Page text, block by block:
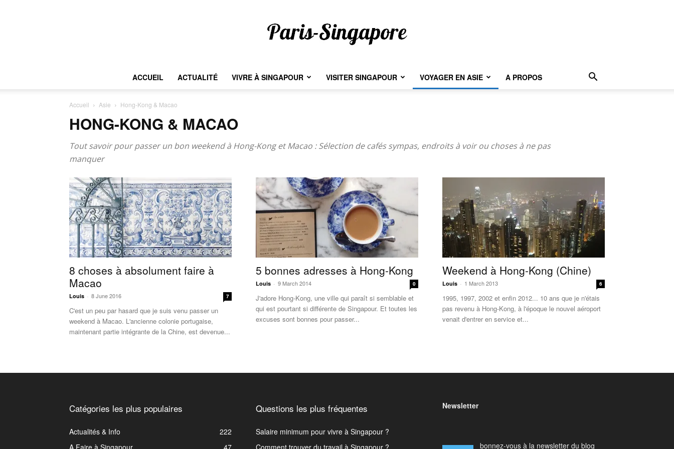
Paris-
Singapore
ACCUEIL ACTUALITÉ VIVRE À SINGAPOUR VISITER SINGAPOUR VOYAGER EN ASIE A PROPOS
Accueil Asie Hong-Kong & Macao
HONG-KONG & MACAO
Tout savoir pour passer un bon weekend à Hong-Kong et Macao : Sélection de cafés sympas, endroits à voir ou choses à ne pas
manquer
8 choses à absolument faire à
Macao
Louis - 8 June 2016 7
C'est un peu par hasard que je suis venu passer un
weekend à Macao. L'ancienne colonie portugaise,
maintenant partie intégrante de la Chine, est devenue...
5 bonnes adresses à Hong-Kong
Louis - 9 March 2014 0
J'adore Hong-Kong, une ville qui paraît si semblable et
qui est pourtant si différente de Singapour. Et toutes les
excuses sont bonnes pour passer...
Weekend à Hong-Kong (Chine)
Louis - 1 March 2013 6
1995, 1997, 2002 et enfin 2012... 10 ans que je n'étais
pas revenu à Hong-Kong, à l'époque le nouvel aéroport
venait d'entrer en service et...
Catégories les plus populaires
Actualités & Info
222
A Faire à Singapour
47
Questions les plus fréquentes
Salaire minimum pour vivre à Singapour ?
Comment trouver du travail à Singapour ?
Newsletter
bonnez-vous à la newsletter du blog